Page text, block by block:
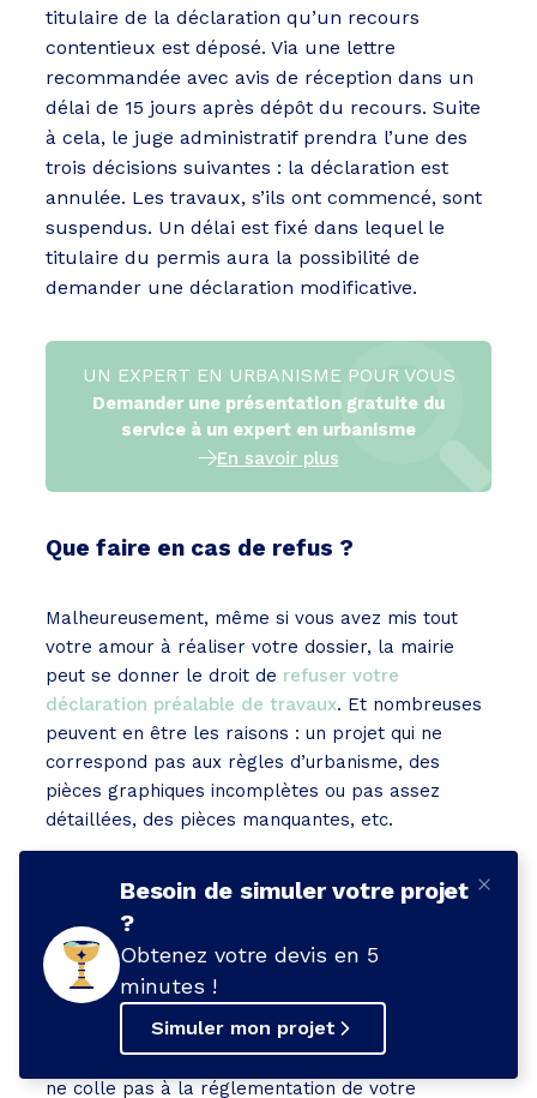
titulaire de la déclaration qu’un recours
contentieux est déposé. Via une lettre
recommandée avec avis de réception dans un
délai de 15 jours après dépôt du recours. Suite
à cela, le juge administratif prendra l’une des
trois décisions suivantes : la déclaration est
annulée. Les travaux, s’ils ont commencé, sont
suspendus. Un délai est fixé dans lequel le
titulaire du permis aura la possibilité de
demander une déclaration modificative.
UN EXPERT EN URBANISME POUR VOUS
Demander une présentation gratuite du
service à un expert en urbanisme
En savoir plus
Que faire en cas de refus ?
Malheureusement, même si vous avez mis tout
votre amour à réaliser votre dossier, la mairie
peut se donner le droit de refuser votre
déclaration préalable de travaux. Et nombreuses
peuvent en être les raisons : un projet qui ne
correspond pas aux règles d’urbanisme, des
pièces graphiques incomplètes ou pas assez
détaillées, des pièces manquantes, etc.
pièces complémentaires. Il faudra alors vous
accrocher pour réaliser les pièces manquantes ou
imprécises. À partir du dépôt en mairie des pièces
complémentaires, le délai d’instruction de la
déclaration préalable de travaux repart à zéro.
Si le dossier est catégoriquement refusé c’est qu’il
ne colle pas à la réglementation de votre
Besoin de simuler votre projet
?
Obtenez votre devis en 5
minutes !
Simuler mon projet